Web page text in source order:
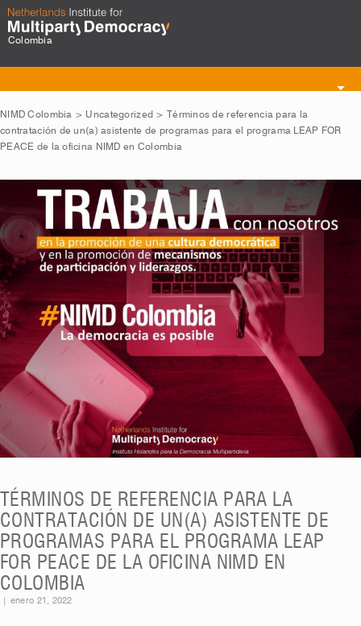
Colombia
Toggle
navigation
NIMD Colombia > Uncategorized >
Términos de referencia para la
contratación de un(a) asistente de programas para el programa LEAP FOR
PEACE de la oficina NIMD en Colombia
TÉRMINOS DE REFERENCIA PARA LA
CONTRATACIÓN DE UN(A) ASISTENTE DE
PROGRAMAS PARA EL PROGRAMA LEAP
FOR PEACE DE LA OFICINA NIMD EN
COLOMBIA
enero 21, 2022